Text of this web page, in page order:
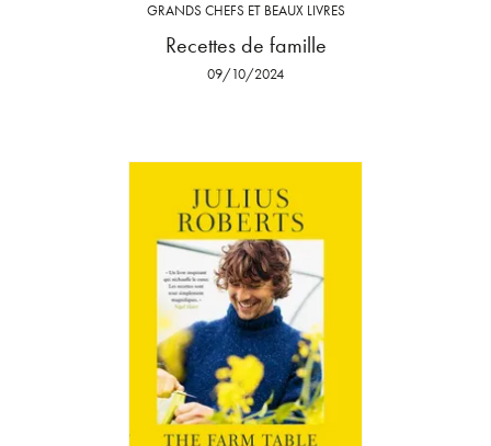
GRANDS CHEFS ET BEAUX LIVRES
Recettes de famille
09/10/2024